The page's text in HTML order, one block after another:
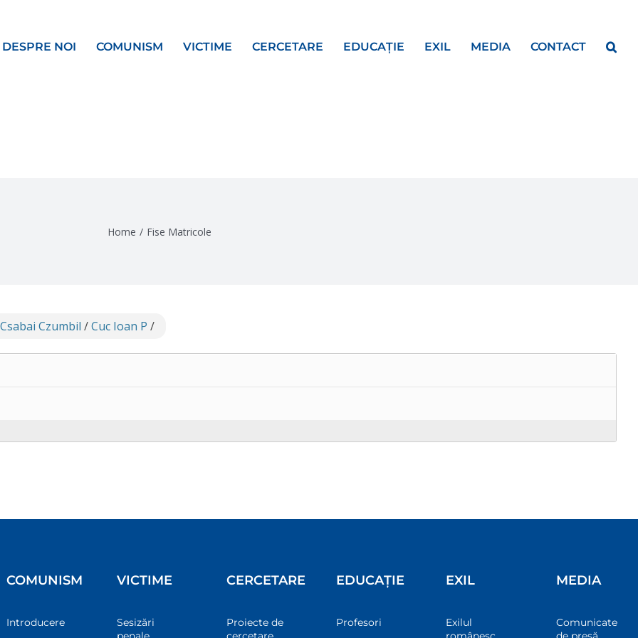
DESPRE NOI COMUNISM VICTIME CERCETARE EDUCAȚIE EXIL MEDIA CONTACT
Home / Fise Matricole
Czumbil /Cuc Ioan P /
COMUNISM
Introducere
VICTIME
Sesizări
CERCETARE
Proiecte de
EDUCAȚIE
Profesori
EXIL
Exilul
MEDIA
Comunicate